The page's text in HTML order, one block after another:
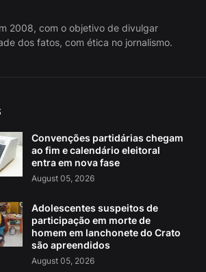
2008, com o objetivo de divulgar
dos fatos, com ética no jornalismo.
Convenções partidárias chegam
ao fim e calendário eleitoral
entra em nova fase
August 05, 2026
Adolescentes suspeitos de
participação em morte de
homem em lanchonete do Crato
são apreendidos
August 05, 2026